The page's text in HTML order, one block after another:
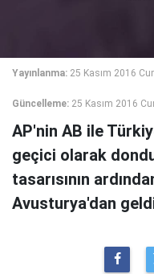
Yayınlanma: 25 Kasım 2016
Güncelleme: 25 Kasım 2016
AP'nin AB ile
geçici olarak
tasarısının
Avusturya'dan